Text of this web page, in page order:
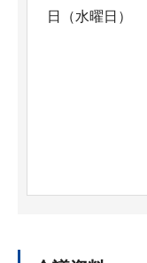
日（水曜日）